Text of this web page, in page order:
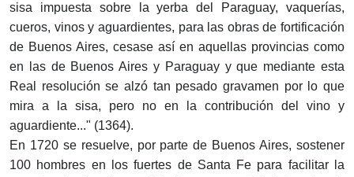
sisa impuesta sobre la yerba del Paraguay, vaquerías,
cueros, vinos y aguardientes, para las obras de fortificación
de Buenos Aires, cesase así en aquellas provincias como
en las de Buenos Aires y Paraguay y que mediante esta
Real resolución se alzó tan pesado gravamen por lo que
mira a la sisa, pero no en la contribución del vino y
aguardiente..." (1364).
En 1720 se resuelve, por parte de Buenos Aires, sostener
100 hombres en los fuertes de Santa Fe para facilitar la